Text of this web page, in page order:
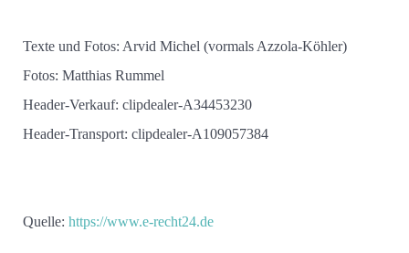
Texte und Fotos: Arvid Michel (vormals Azzola-Köhler)
Fotos: Matthias Rummel
Header-Verkauf: clipdealer-A34453230
Header-Transport: clipdealer-A109057384
Quelle: https://www.e-recht24.de